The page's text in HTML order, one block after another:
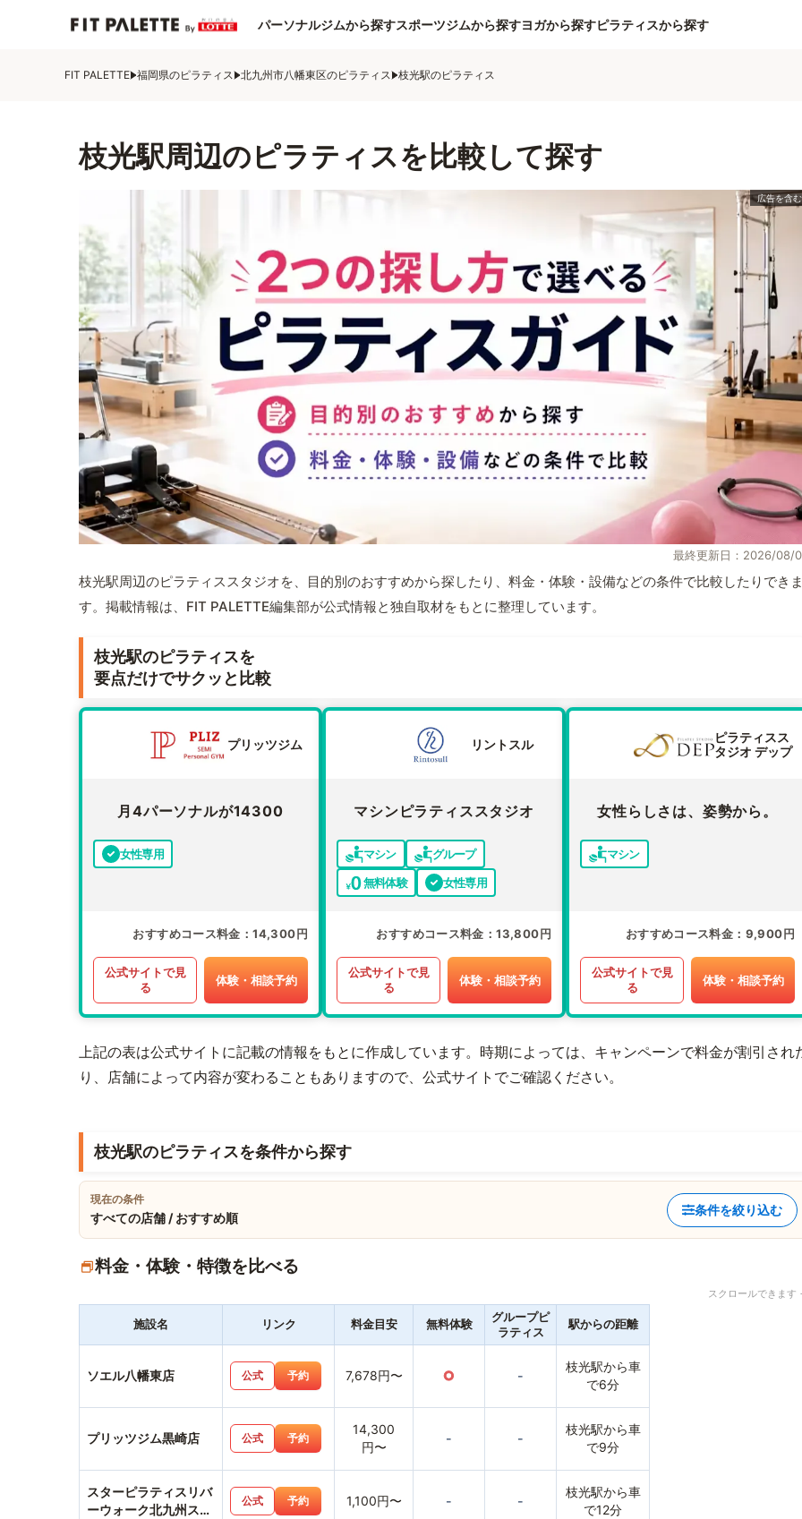
パーソナルジムから探すスポーツジムから探すヨガから探すピラティスから探す
FIT PALETTE 福岡県のピラティス 北九州市八幡東区のピラティス 枝光駅のピラティス
枝光駅周辺のピラティスを比較して探す
最終更新日：2026/08/
枝光駅周辺のピラティススタジオを、目的別のおすすめから探したり、料金・体験・設備などの条件で比較したりでき
す。掲載情報は、FIT PALETTE編集部が公式情報と独自取材をもとに整理しています。
枝光駅のピラティスを
要点だけでサクッと比較
プリッツジム
月4パーソナルが14300
女性専用
おすすめコース料金 14,300円
公式サイトで見
る
体験・相談予約
リントスル
マシンピラティススタジオ
マシン
グループ
無料体験
女性専用
おすすめコース料金 13,800円
公式サイトで見
る
体験・相談予約
ピラティスス
タジオ デップ
女性らしさは、姿勢から。
マシン
おすすめコース料金 9,900円
公式サイトで見
る
体験・相談予約
上記の表は公式サイトに記載の情報をもとに作成しています。時期によっては、キャンペーンで料金が割引され
り、店舗によって内容が変わることもありますので、公式サイトでご確認ください。
枝光駅のピラティスを条件から探す
現在の条件
すべての店舗 / おすすめ順
条件を絞り込む
料金・体験・特徴を比べる
スクロールできま
施設名 リンク 料金目安 無料体験
グループピ
ラティス
駅からの距離
ソエル八幡東店 公式 予約 7,678円〜 ○ -
枝光駅から車
で6分
プリッツジム黒崎店 公式 予約
14,300
円〜
- -
枝光駅から車
で9分
スターピラティスリバ
ーウォーク北九州スタ
公式 予約 1,100円〜 - -
枝光駅から車
で12分